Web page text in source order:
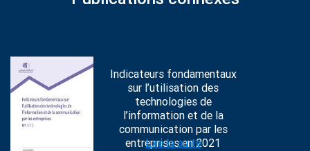
Indicateurs fondamentaux
sur l’utilisation des
technologies de
l’information et de la
communication par les
entreprises en 2021
Lire la suite